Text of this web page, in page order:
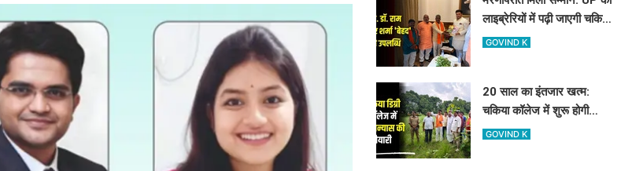
लाइब्रेरियों में पढ़ी जाएगी चकिया
के शिक्षक स्व. डॉ. राम किशोर
GOVIND K
20 साल का इंतजार खत्म:
चकिया कॉलेज में शुरू होगी
साइंस की पढ़ाई, विधायक और
GOVIND K